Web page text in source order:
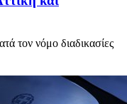
τον νόμο διαδικασίες